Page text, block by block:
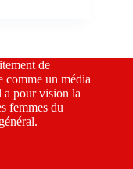
de
comme un média
a pour vision la
femmes du